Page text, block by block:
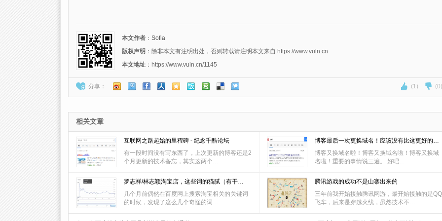
本文作者 ： Sofia
版权声明 ：除非本文有注明出处，否则转载请注明本文来自 https://www.vuln.cn
本文地址 ：https://www.vuln.cn/1145
分享： (1) (0)
相关文章
互联网之路起始的里程碑 - 纪念千酷论坛
有一段时间没有写东西了，上次更新的博客还是2
个月更新的技术备忘，其实这两个…
博客最后一次更换域名！应该没有比这更好的…
博客又换域名啦！博客又换域名啦！博客又换域
名啦！重要的事情说三遍。 好吧…
罗志祥/林志颖淘宝店，这些词的猫腻（有干…
几个月前偶然在百度网上搜索淘宝相关的关键词
的时候，发现了这么几个奇怪的词…
腾讯游戏的成功不是山寨出来的
三年前我开始接触腾讯网游，最开始接触的是QQ
飞车，后来是穿越火线，虽然技术不…